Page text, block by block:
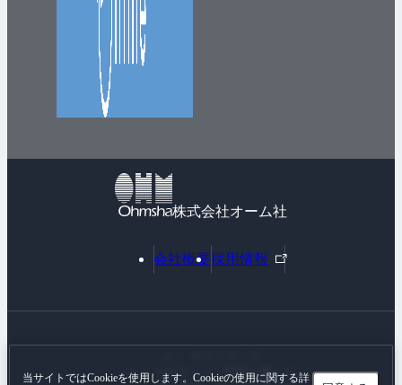
当サイトではCookieを使用します。Cookieの使用に関する詳
株式会社オーム社
会社概要採用情報
外
部
ン
Webサイトご利用に際して